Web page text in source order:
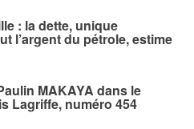
: la dette, unique
l’argent du pétrole, estime
MAKAYA dans le
Lagriffe, numéro 454